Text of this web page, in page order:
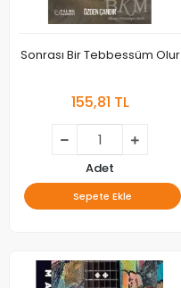
Sonrası Bir Tebbessüm Olur
155,81 TL
Adet
Sepete Ekle